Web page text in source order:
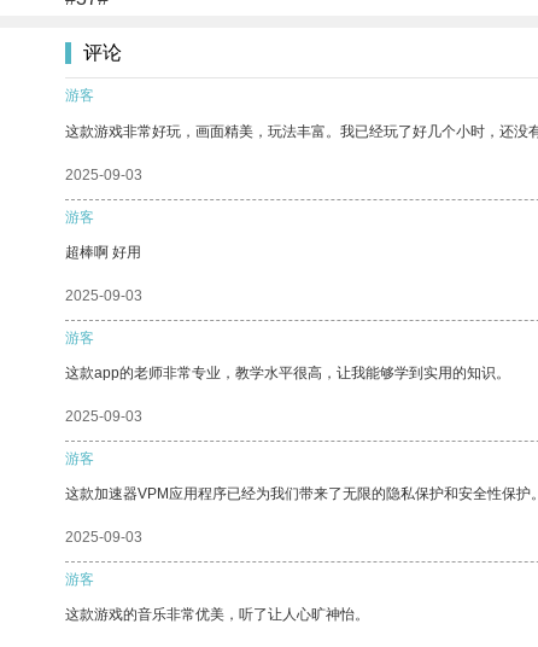
评论
游客
这款游戏非常好玩，画面精美，玩法丰富。我已经玩了好几个小时，还没
2025-09-03
游客
超棒啊 好用
2025-09-03
游客
这款app的老师非常专业，教学水平很高，让我能够学到实用的知识。
2025-09-03
游客
这款加速器VPM应用程序已经为我们带来了无限的隐私保护和安全性保护。
2025-09-03
游客
这款游戏的音乐非常优美，听了让人心旷神怡。